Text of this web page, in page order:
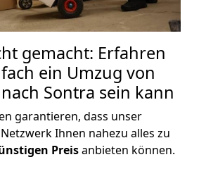
gemacht: Erfahren
ein Umzug von
Sontra sein kann
garantieren, dass unser
Ihnen nahezu alles zu
Preisanbieten können.